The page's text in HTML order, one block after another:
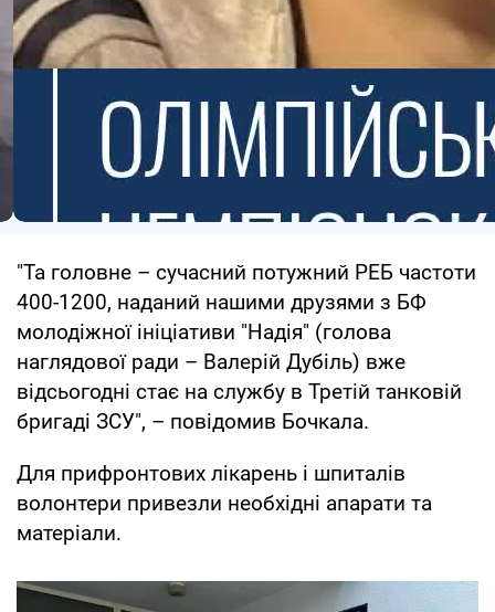
"Та головне – сучасний потужний РЕБ частоти
400-1200, наданий нашими друзями з БФ
молодіжної ініціативи "Надія" (голова
наглядової ради – Валерій Дубіль) вже
відсьогодні стає на службу в Третій танковій
бригаді ЗСУ", – повідомив Бочкала.
Для прифронтових лікарень і шпиталів
волонтери привезли необхідні апарати та
матеріали.